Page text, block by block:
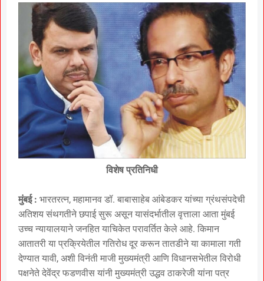
विशेष प्रतिनिधी
मुंबई : भारतरत्न, महामानव डॉ. बाबासाहेब आंबेडकर यांच्या ग्रंथसंपदेची
अतिशय संथगतीने छपाई सुरू असून यासंदर्भातील वृत्ताला आता मुंबई
उच्च न्यायालयाने जनहित याचिकेत परावर्तित केले आहे. किमान
आतातरी या प्रक्रियेतील गतिरोध दूर करून तातडीने या कामाला गती
देण्यात यावी, अशी विनंती माजी मुख्यमंत्री आणि विधानसभेतील विरोधी
पक्षनेते देवेंंद्र फडणवीस यांनी मुख्यमंत्री उद्धव ठाकरेजी यांना पत्र